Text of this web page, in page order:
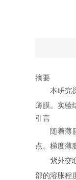
摘要
本研究
薄膜。实验
引言
随着薄
点。梯度薄
紫外交
部的溶胀程